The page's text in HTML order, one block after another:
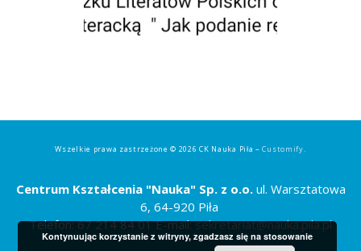
Wszelkie prawa zastrzeżone © 2026 CK Nauka Piła –Customify.
Centrum Kształcenia "Nauka" Sp. z o.o.ul. Warsztatowa
6, 64-920 Piła
Telefon: 67 214 84 01 E-mail:sekretariat@nauka.pila.pl
Kontynuując korzystanie z witryny, zgadzasz się na stosowanie